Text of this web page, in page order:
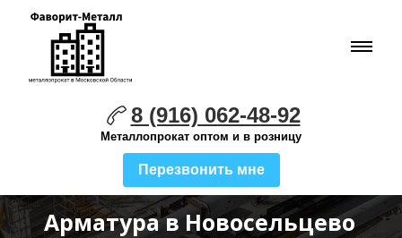
8 (916) 062-48-92
Металлопрокат оптом и в розницу
Перезвонить мне
Арматура в Новосельцево